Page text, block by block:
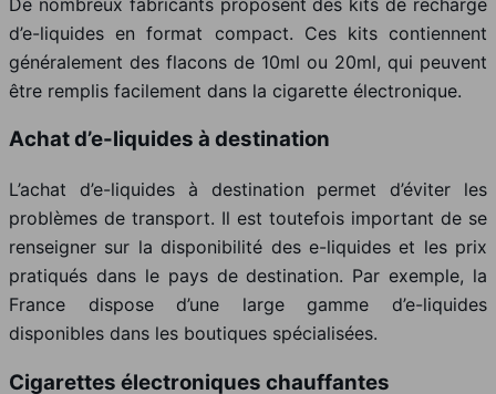
d’e-liquides en format compact. Ces kits contiennent
généralement des flacons de 10ml ou 20ml, qui peuvent
être remplis facilement dans la cigarette électronique.
Achat d’e-liquides à destination
L’achat d’e-liquides à destination permet d’éviter les
problèmes de transport. Il est toutefois important de se
renseigner sur la disponibilité des e-liquides et les prix
pratiqués dans le pays de destination. Par exemple, la
France dispose d’une large gamme d’e-liquides
disponibles dans les boutiques spécialisées.
Cigarettes électroniques chauffantes